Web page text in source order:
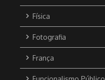
Física
Fotografia
França